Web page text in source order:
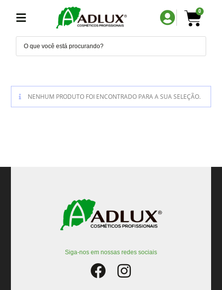
0
NENHUM PRODUTO FOI ENCONTRADO PARA A SUA SELEÇÃO.
Siga-nos em nossas redes sociais